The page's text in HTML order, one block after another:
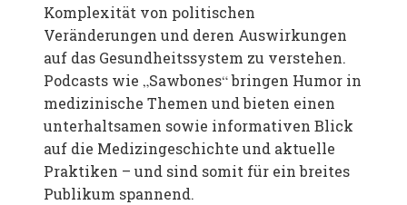
Komplexität von politischen
Veränderungen und deren Auswirkungen
auf das Gesundheitssystem zu verstehen.
Podcasts wie „Sawbones“ bringen Humor in
medizinische Themen und bieten einen
unterhaltsamen sowie informativen Blick
auf die Medizingeschichte und aktuelle
Praktiken – und sind somit für ein breites
Publikum spannend.